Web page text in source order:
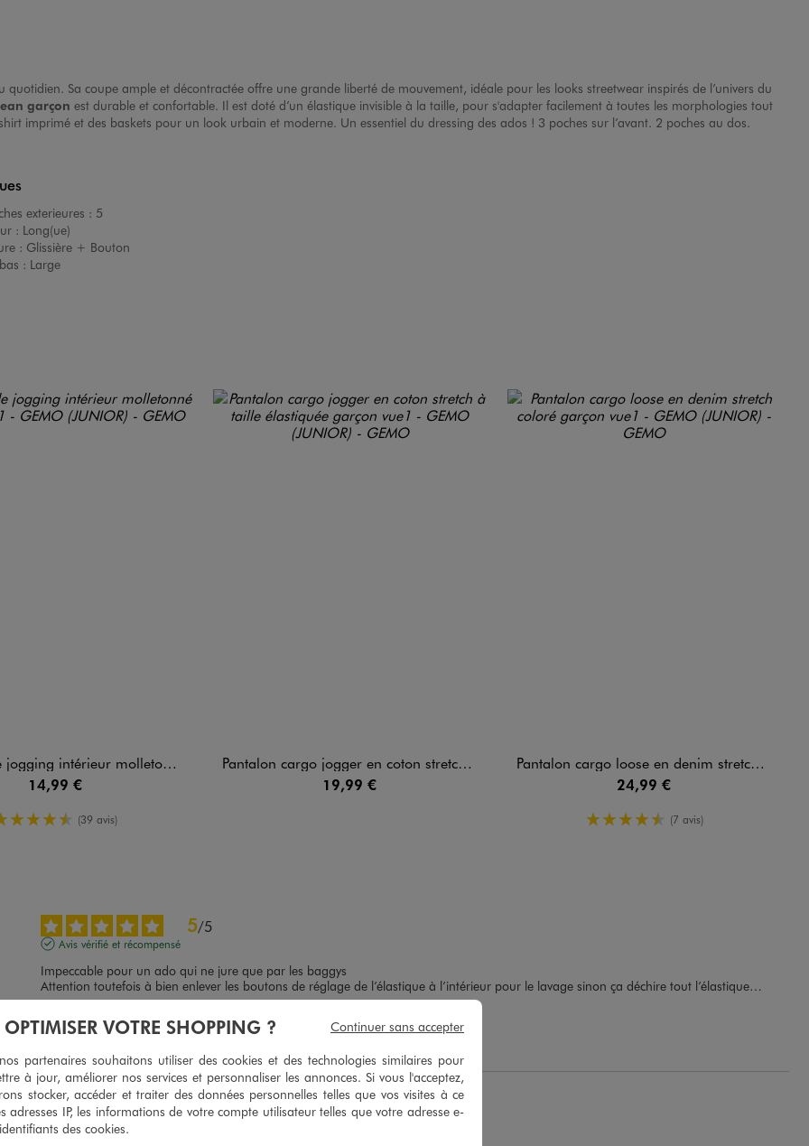
Sa coupe ample et décontractée offre une grande liberté de mouvement, idéale pour les looks streetwear inspirés de l’univers du
ean garçon est durable et confortable. Il est doté d’un élastique invisible à la taille, pour s'adapter facilement à toutes les morphologies tout
imprimé et des baskets pour un look urbain et moderne. Un essentiel du dressing des ados ! 3 poches sur l’avant. 2 poches au dos.
exterieures : 5
: Long(ue)
: Glissière + Bouton
: Large
intérieur molletonné garçon
14,99 €
4.5/5 de moyenne
(39 avis)
Pantalon cargo jogger en coton stretch à taille élastiquée garçon
19,99 €
Pantalon cargo loose en denim stretch coloré garçon
24,99 €
4.5/5 de moyenne
(7 avis)
5/5
Avis vérifié et récompensé
Impeccable pour un ado qui ne jure que par les baggys
Attention toutefois à bien enlever les boutons de réglage de l’élastique à l’intérieur pour le lavage sinon ça déchire tout l’élastique…
5 /5
Avis vérifié et récompensé
OPTIMISER VOTRE SHOPPING ?
partenaires souhaitons utiliser des cookies et des technologies similaires pour
à jour, améliorer nos services et personnaliser les annonces. Si vous l'acceptez,
stocker, accéder et traiter des données personnelles telles que vos visites à ce
adresses IP, les informations de votre compte utilisateur telles que votre adresse e-
des cookies.
Continuer sans accepter